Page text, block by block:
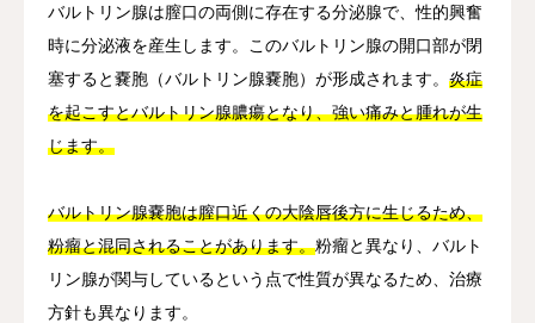
バルトリン腺は膣口の両側に存在する分泌腺で、性的興奮
時に分泌液を産生します。このバルトリン腺の開口部が閉
塞すると嚢胞（バルトリン腺嚢胞）が形成されます。 炎症
を起こすとバルトリン腺膿瘍となり、強い痛みと腫れが生
じます。
バルトリン腺嚢胞は膣口近くの大陰唇後方に生じるため、
粉瘤と混同されることがあります。粉瘤と異なり、バルト
リン腺が関与しているという点で性質が異なるため、治療
方針も異なります。